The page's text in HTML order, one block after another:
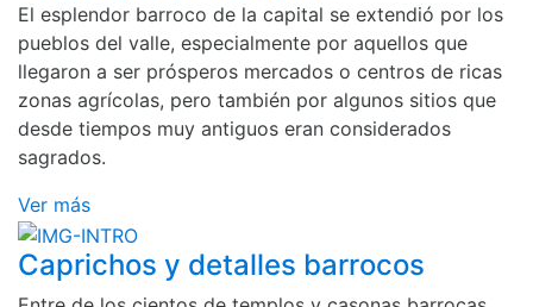
El esplendor barroco de la capital se extendió por los
pueblos del valle, especialmente por aquellos que
llegaron a ser prósperos mercados o centros de ricas
zonas agrícolas, pero también por algunos sitios que
desde tiempos muy antiguos eran considerados
sagrados.
Ver más
Caprichos y detalles barrocos